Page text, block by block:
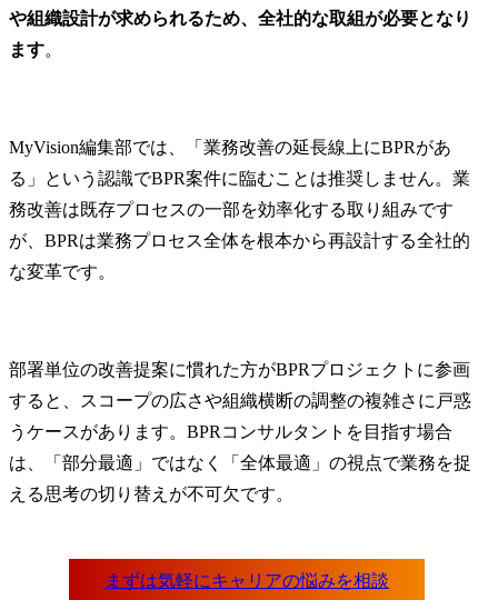
や組織設計が求められるため、全社的な取組が必要となり
ます。
MyVision編集部では、「業務改善の延長線上にBPRがあ
る」という認識でBPR案件に臨むことは推奨しません。業
務改善は既存プロセスの一部を効率化する取り組みです
が、BPRは業務プロセス全体を根本から再設計する全社的
な変革です。
部署単位の改善提案に慣れた方がBPRプロジェクトに参画
すると、スコープの広さや組織横断の調整の複雑さに戸惑
うケースがあります。BPRコンサルタントを目指す場合
は、「部分最適」ではなく「全体最適」の視点で業務を捉
える思考の切り替えが不可欠です。